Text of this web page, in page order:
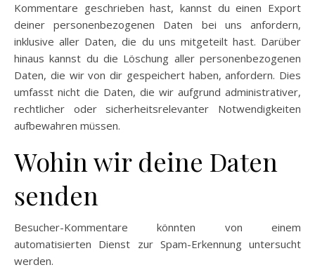
Kommentare geschrieben hast, kannst du einen Export
deiner personenbezogenen Daten bei uns anfordern,
inklusive aller Daten, die du uns mitgeteilt hast. Darüber
hinaus kannst du die Löschung aller personenbezogenen
Daten, die wir von dir gespeichert haben, anfordern. Dies
umfasst nicht die Daten, die wir aufgrund administrativer,
rechtlicher oder sicherheitsrelevanter Notwendigkeiten
aufbewahren müssen.
Wohin wir deine Daten
senden
Besucher-Kommentare könnten von einem
automatisierten Dienst zur Spam-Erkennung untersucht
werden.